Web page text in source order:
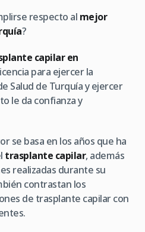
respecto al mejor
?
capilar en
para ejercer la
Salud de Turquía y ejercer
le da confianza y
se basa en los años que ha
trasplante capilar, además
realizadas durante su
contrastan los
de trasplante capilar con